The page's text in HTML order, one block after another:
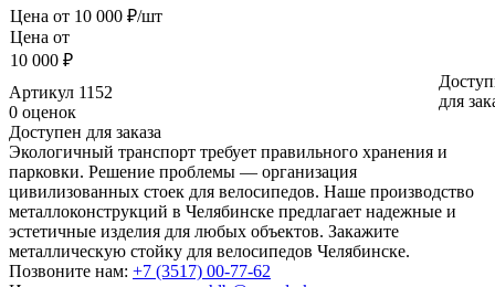
Цена от 10 000 ₽/шт
Цена от
10 000 ₽
для
Артикул 1152
0 оценок
Доступен для заказа
Экологичный транспорт требует правильного хранения и
парковки. Решение проблемы — организация
цивилизованных стоек для велосипедов. Наше производство
металлоконструкций в Челябинске предлагает надежные и
эстетичные изделия для любых объектов. Закажите
металлическую стойку для велосипедов Челябинске.
Позвоните нам: +7 (3517) 00-77-62